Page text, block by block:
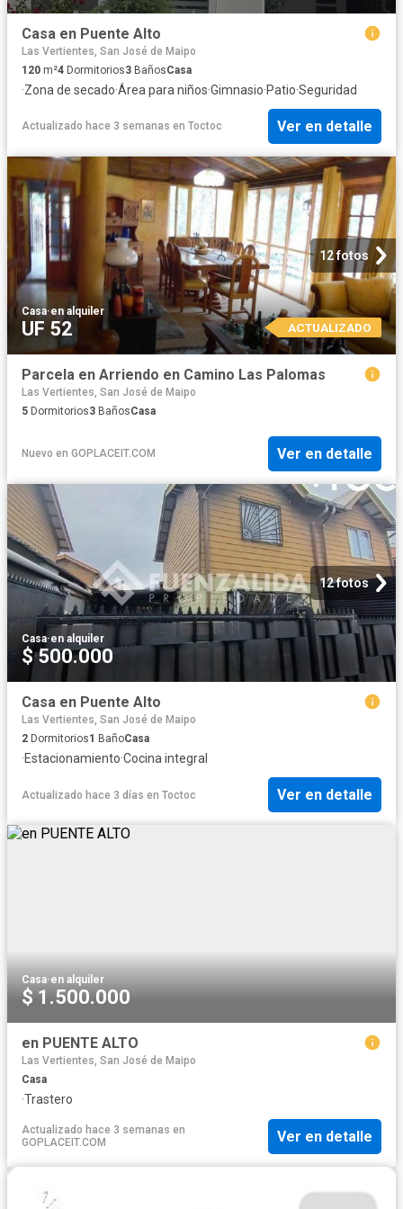
Casa en Puente Alto
Las Vertientes, San José de Maipo
120 m²4 Dormitorios3 BañosCasa
·Zona de secado·Área para niños·Gimnasio·Patio·Seguridad
Actualizado hace 3 semanas en Toctoc Ver en detalle
12 fotos
Casa·en alquiler
UF 52 ACTUALIZADO
Parcela en Arriendo en Camino Las Palomas
Las Vertientes, San José de Maipo
5 Dormitorios3 BañosCasa
Nuevo en GOPLACEIT.COM Ver en detalle
12 fotos
Casa·en alquiler
$ 500.000
Casa en Puente Alto
Las Vertientes, San José de Maipo
2 Dormitorios1 BañoCasa
·Estacionamiento·Cocina integral
Actualizado hace 3 días en Toctoc Ver en detalle
Casa·en alquiler
$ 1.500.000
en PUENTE ALTO
Las Vertientes, San José de Maipo
Casa
·Trastero
Actualizado hace 3 semanas en
GOPLACEIT.COM
Ver en detalle